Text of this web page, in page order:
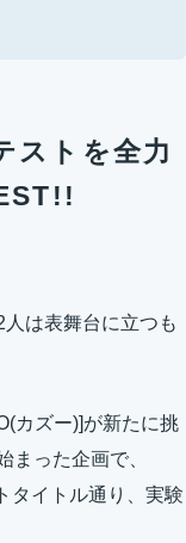
ストを全力
は表舞台に立つも
カズー)]が新たに挑
まった企画で、
タイトル通り、実験